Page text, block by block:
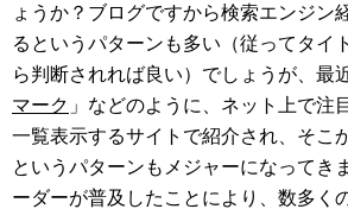
ょうか？ブログですから検索エンジン
るというパターンも多い（従ってタイ
ら判断されれば良い）でしょうが、最
マーク 」などのように、ネット上で注
一覧表示するサイトで紹介され、そこ
というパターンもメジャーになってき
ーダーが普及したことにより、数多く